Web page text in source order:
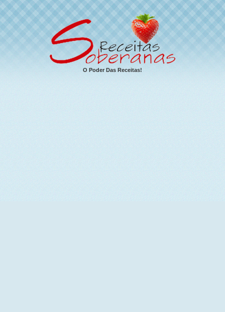
O Poder Das Receitas!